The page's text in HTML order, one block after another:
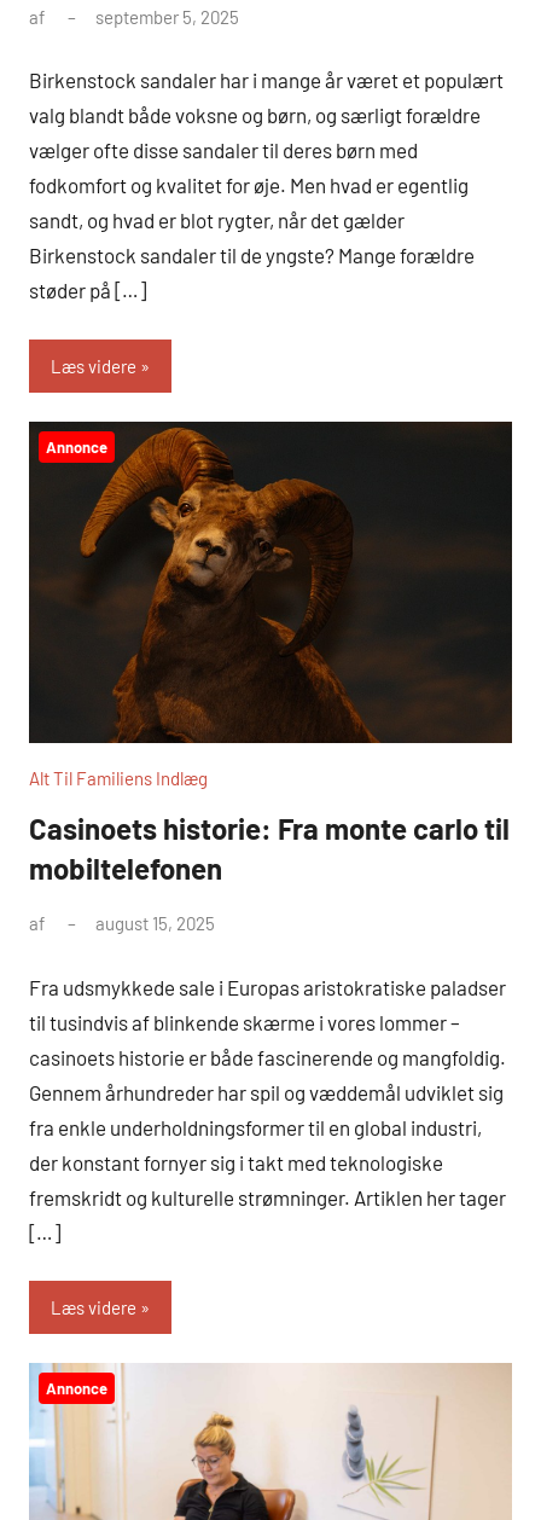
af september 5, 2025
Birkenstock sandaler har i mange år været et populært
valg blandt både voksne og børn, og særligt forældre
vælger ofte disse sandaler til deres børn med
fodkomfort og kvalitet for øje. Men hvad er egentlig
sandt, og hvad er blot rygter, når det gælder
Birkenstock sandaler til de yngste? Mange forældre
støder på […]
Læs videre
Annonce
Alt Til Familiens Indlæg
Casinoets historie: Fra monte carlo til
mobiltelefonen
af august 15, 2025
Fra udsmykkede sale i Europas aristokratiske paladser
til tusindvis af blinkende skærme i vores lommer –
casinoets historie er både fascinerende og mangfoldig.
Gennem århundreder har spil og væddemål udviklet sig
fra enkle underholdningsformer til en global industri,
der konstant fornyer sig i takt med teknologiske
fremskridt og kulturelle strømninger. Artiklen her tager
[…]
Læs videre
Annonce